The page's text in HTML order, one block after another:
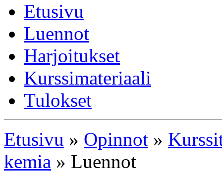
Etusivu
Luennot
Harjoitukset
Kurssimateriaali
Tulokset
Etusivu » Opinnot »
kemia » Luennot